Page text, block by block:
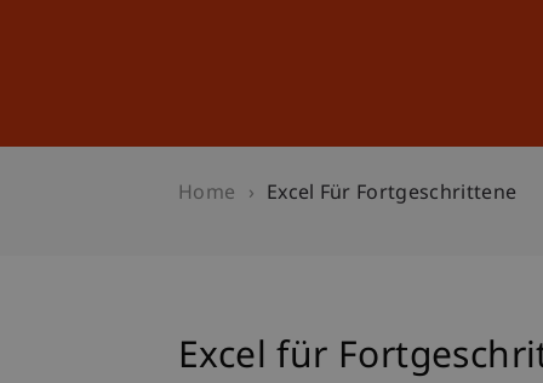
Home Excel Für Fortgeschrittene
Excel für